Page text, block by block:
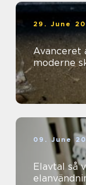
29. June
Avanceret
moderne
09. June
Elavtal så väljer du rätt avtal för din